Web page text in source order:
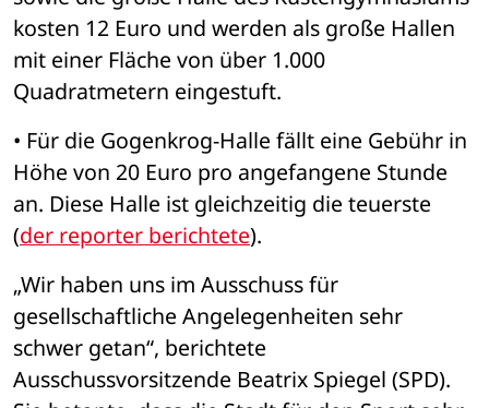
kosten 12 Euro und werden als große Hallen
mit einer Fläche von über 1.000
Quadratmetern eingestuft.
• Für die Gogenkrog-Halle fällt eine Gebühr in
Höhe von 20 Euro pro angefangene Stunde
an. Diese Halle ist gleichzeitig die teuerste
(der reporter berichtete).
„Wir haben uns im Ausschuss für
gesellschaftliche Angelegenheiten sehr
schwer getan“, berichtete
Ausschussvorsitzende Beatrix Spiegel (SPD).